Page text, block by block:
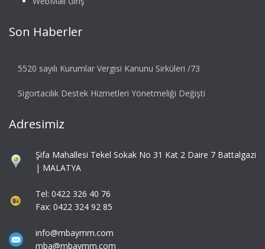
Son Haberler
5520 sayılı Kurumlar Vergisi Kanunu Sirküleri /73
Sigortacılık Destek Hizmetleri Yönetmeliği Değişti
Adresimiz
Şifa Mahallesi Tekel Sokak No 31 Kat 2 Daire 7 Battalgazi
| MALATYA
Tel: 0422 326 40 76
Fax: 0422 324 92 85
info@mbaymm.com
mba@mbaymm.com